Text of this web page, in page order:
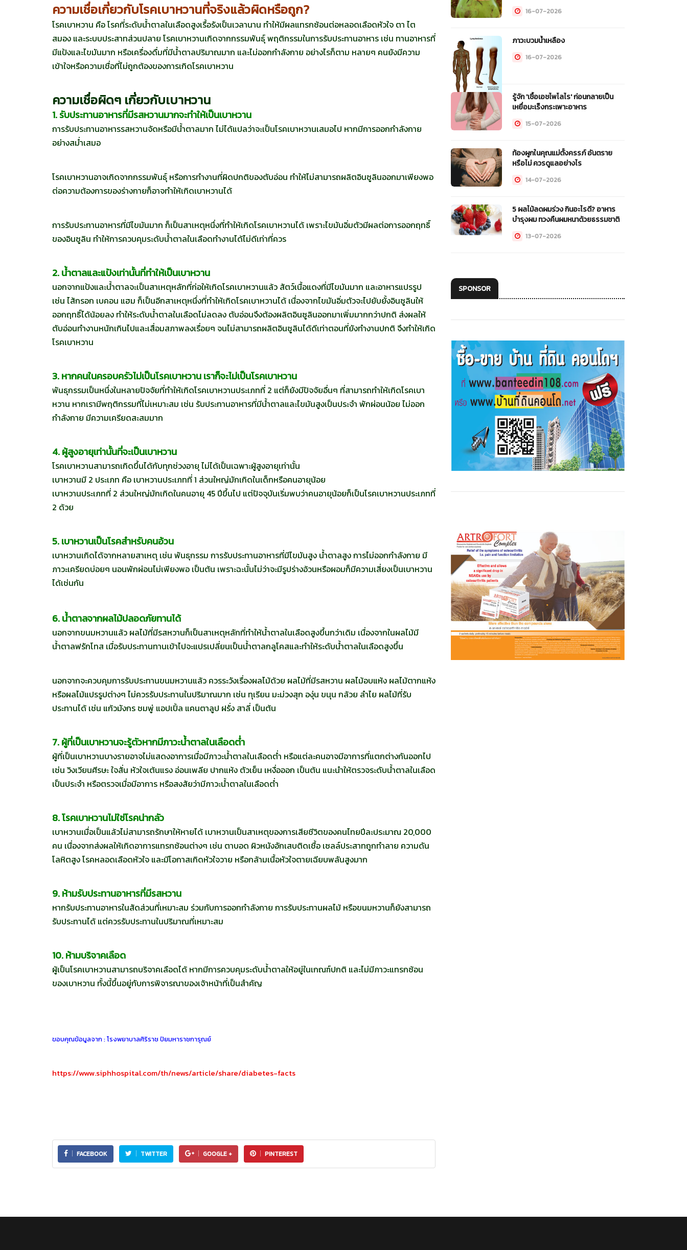
ความเชื่อเกี่ยวกับโรคเบาหวานที่จริงแล้วผิดหรือถูก?
โรคเบาหวาน คือ โรคที่ระดับน้ำตาลในเลือดสูงเรื้อรังเป็นเวลานาน ทำให้มีผลแทรกซ้อนต่อหลอดเลือดหัวใจ ตา ไต
สมอง และระบบประสาทส่วนปลาย โรคเบาหวานเกิดจากกรรมพันธุ์ พฤติกรรมในการรับประทานอาหาร เช่น ทานอาหารที่
มีแป้งและไขมันมาก หรือเครื่องดื่มที่มีน้ำตาลปริมาณมาก และไม่ออกกำลังกาย อย่างไรก็ตาม หลายๆ คนยังมีความ
เข้าใจหรือความเชื่อที่ไม่ถูกต้องของการเกิดโรคเบาหวาน
ความเชื่อผิดๆ เกี่ยวกับเบาหวาน
1. รับประทานอาหารที่มีรสหวานมากจะทำให้เป็นเบาหวาน
การรับประทานอาหารรสหวานจัดหรือมีน้ำตาลมาก ไม่ได้แปลว่าจะเป็นโรคเบาหวานเสมอไป หากมีการออกกำลังกาย
อย่างสม่ำเสมอ
โรคเบาหวานอาจเกิดจากกรรมพันธุ์ หรือการทำงานที่ผิดปกติของตับอ่อน ทำให้ไม่สามารถผลิตอินซูลินออกมาเพียงพอ
ต่อความต้องการของร่างกายก็อาจทำให้เกิดเบาหวานได้
การรับประทานอาหารที่มีไขมันมาก ก็เป็นสาเหตุหนึ่งที่ทำให้เกิดโรคเบาหวานได้ เพราะไขมันอิ่มตัวมีผลต่อการออกฤทธิ์
ของอินซูลิน ทำให้การควบคุมระดับน้ำตาลในเลือดทำงานได้ไม่ดีเท่าที่ควร
2. น้ำตาลและแป้งเท่านั้นที่ทำให้เป็นเบาหวาน
นอกจากแป้งและน้ำตาลจะเป็นสาเหตุหลักที่ก่อให้เกิดโรคเบาหวานแล้ว สัตว์เนื้อแดงที่มีไขมันมาก และอาหารแปรรูป
เช่น ไส้กรอก เบคอน แฮม ก็เป็นอีกสาเหตุหนึ่งที่ทำให้เกิดโรคเบาหวานได้ เนื่องจากไขมันอิ่มตัวจะไปยับยั้งอินซูลินให้
ออกฤทธิ์ได้น้อยลง ทำให้ระดับน้ำตาลในเลือดไม่ลดลง ตับอ่อนจึงต้องผลิตอินซูลินออกมาเพิ่มมากกว่าปกติ ส่งผลให้
ตับอ่อนทำงานหนักเกินไปและเสื่อมสภาพลงเรื่อยๆ จนไม่สามารถผลิตอินซูลินได้ดีเท่าตอนที่ยังทำงานปกติ จึงทำให้เกิด
โรคเบาหวาน
3. หากคนในครอบครัวไม่เป็นโรคเบาหวาน เราก็จะไม่เป็นโรคเบาหวาน
พันธุกรรมเป็นหนึ่งในหลายปัจจัยที่ทำให้เกิดโรคเบาหวานประเภทที่ 2 แต่ก็ยังมีปัจจัยอื่นๆ ที่สามารถทำให้เกิดโรคเบา
หวาน หากเรามีพฤติกรรมที่ไม่เหมาะสม เช่น รับประทานอาหารที่มีน้ำตาลและไขมันสูงเป็นประจำ พักผ่อนน้อย ไม่ออก
กำลังกาย มีความเครียดสะสมมาก
4. ผู้สูงอายุเท่านั้นที่จะเป็นเบาหวาน
โรคเบาหวานสามารถเกิดขึ้นได้กับทุกช่วงอายุ ไม่ได้เป็นเฉพาะผู้สูงอายุเท่านั้น
เบาหวานมี 2 ประเภท คือ เบาหวานประเภทที่ 1 ส่วนใหญ่มักเกิดในเด็กหรือคนอายุน้อย
เบาหวานประเภทที่ 2 ส่วนใหญ่มักเกิดในคนอายุ 45 ปีขึ้นไป แต่ปัจจุบันเริ่มพบว่าคนอายุน้อยก็เป็นโรคเบาหวานประเภทที่
2 ด้วย
5. เบาหวานเป็นโรคสำหรับคนอ้วน
เบาหวานเกิดได้จากหลายสาเหตุ เช่น พันธุกรรม การรับประทานอาหารที่มีไขมันสูง น้ำตาลสูง การไม่ออกกำลังกาย มี
ภาวะเครียดบ่อยๆ นอนพักผ่อนไม่เพียงพอ เป็นต้น เพราะฉะนั้นไม่ว่าจะมีรูปร่างอ้วนหรือผอมก็มีความเสี่ยงเป็นเบาหวาน
ได้เช่นกัน
6. น้ำตาลจากผลไม้ปลอดภัยทานได้
นอกจากขนมหวานแล้ว ผลไม้ที่มีรสหวานก็เป็นสาเหตุหลักที่ทำให้น้ำตาลในเลือดสูงขึ้นกว่าเดิม เนื่องจากในผลไม้มี
น้ำตาลฟรักโทส เมื่อรับประทานทานเข้าไปจะแปรเปลี่ยนเป็นน้ำตาลกลูโคสและทำให้ระดับน้ำตาลในเลือดสูงขึ้น
นอกจากจะควบคุมการรับประทานขนมหวานแล้ว ควรระวังเรื่องผลไม้ด้วย ผลไม้ที่มีรสหวาน ผลไม้อบแห้ง ผลไม้ตากแห้ง
หรือผลไม้แปรรูปต่างๆ ไม่ควรรับประทานในปริมาณมาก เช่น ทุเรียน มะม่วงสุก องุ่น ขนุน กล้วย ลำไย ผลไม้ที่รับ
ประทานได้ เช่น แก้วมังกร ชมพู่ แอปเปิ้ล แคนตาลูป ฝรั่ง สาลี่ เป็นต้น
7. ผู้ที่เป็นเบาหวานจะรู้ตัวหากมีภาวะน้ำตาลในเลือดต่ำ
ผู้ที่เป็นเบาหวานบางรายอาจไม่แสดงอาการเมื่อมีภาวะน้ำตาลในเลือดต่ำ หรือแต่ละคนอาจมีอาการที่แตกต่างกันออกไป
เช่น วิงเวียนศีรษะ ใจสั่น หัวใจเต้นแรง อ่อนเพลีย ปากแห้ง ตัวเย็น เหงื่อออก เป็นต้น แนะนำให้ตรวจระดับน้ำตาลในเลือด
เป็นประจำ หรือตรวจเมื่อมีอาการ หรือสงสัยว่ามีภาวะน้ำตาลในเลือดต่ำ
8. โรคเบาหวานไม่ใช่โรคน่ากลัว
เบาหวานเมื่อเป็นแล้วไม่สามารถรักษาให้หายได้ เบาหวานเป็นสาเหตุของการเสียชีวิตของคนไทยปีละประมาณ 20,000
คน เนื่องจากส่งผลให้เกิดอาการแทรกซ้อนต่างๆ เช่น ตาบอด ผิวหนังอักเสบติดเชื้อ เซลล์ประสาทถูกทำลาย ความดัน
โลหิตสูง โรคหลอดเลือดหัวใจ และมีโอกาสเกิดหัวใจวาย หรือกล้ามเนื้อหัวใจตายเฉียบพลันสูงมาก
9. ห้ามรับประทานอาหารที่มีรสหวาน
หากรับประทานอาหารในสัดส่วนที่เหมาะสม ร่วมกับการออกกำลังกาย การรับประทานผลไม้ หรือขนมหวานก็ยังสามารถ
รับประทานได้ แต่ควรรับประทานในปริมาณที่เหมาะสม
10. ห้ามบริจาคเลือด
ผู้เป็นโรคเบาหวานสามารถบริจาคเลือดได้ หากมีการควบคุมระดับน้ำตาลให้อยู่ในเกณฑ์ปกติ และไม่มีภาวะแทรกซ้อน
ของเบาหวาน ทั้งนี้ขึ้นอยู่กับการพิจารณาของเจ้าหน้าที่เป็นสำคัญ
ขอบคุณข้อมูลจาก : โรงพยาบาลศิริราช ปิยมหาราชการุณย์
https://www.siphhospital.com/th/news/article/share/diabetes-facts
FACEBOOK TWITTER GOOGLE + PINTEREST
16-07-2026
ภาวะบวมน้ำเหลือง
16-07-2026
รู้จัก 'เชื้อเอชไพโลไร' ก่อนกลายเป็น
เหยื่อมะเร็งกระเพาะอาหาร
15-07-2026
ท้องผูกในคุณแม่ตั้งครรภ์ อันตราย
หรือไม่ ควรดูแลอย่างไร
14-07-2026
5 ผลไม้ลดผมร่วง กินอะไรดี? อาหาร
บำรุงผม ทวงคืนผมหนาด้วยธรรมชาติ
13-07-2026
SPONSOR